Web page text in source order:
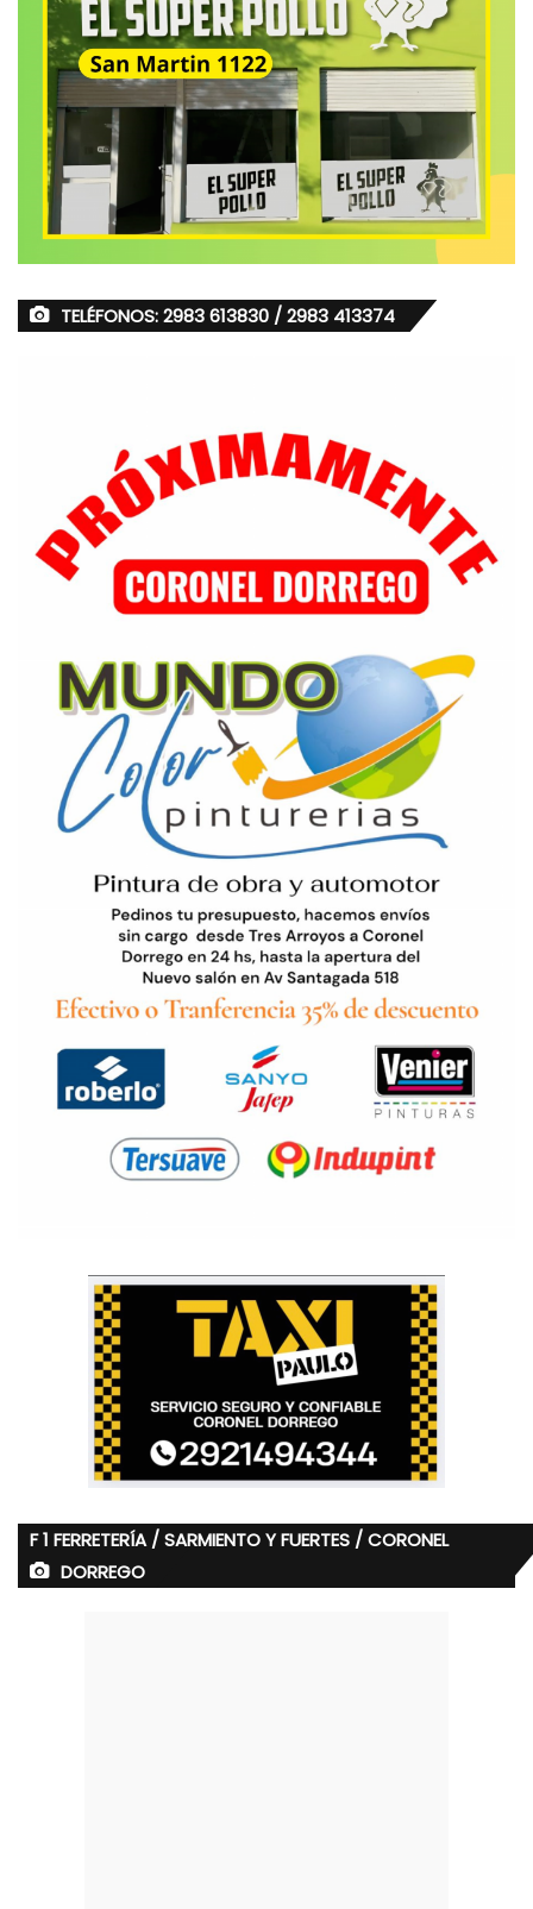
TELÉFONOS: 2983 613830 / 2983 413374
F 1 FERRETERÍA / SARMIENTO Y FUERTES / CORONEL
DORREGO